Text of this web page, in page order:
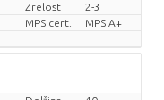
Zrelost
2-3
MPS cert.
MPS A+